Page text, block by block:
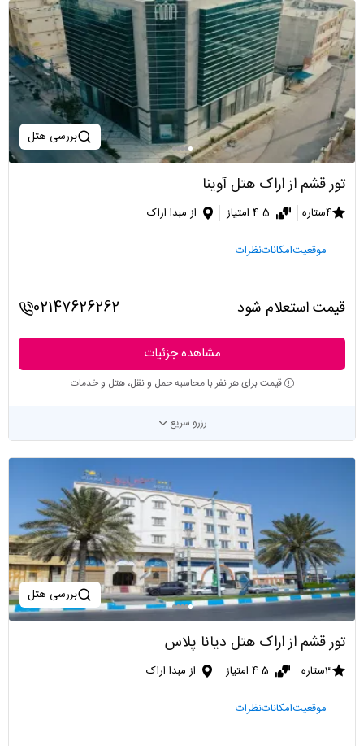
بررسی هتل
تور قشم از اراک هتل آوینا
4ستاره 4.5 امتیاز از مبدا اراک
موقعیتامکاناتنظرات
قیمت استعلام شود 02147626262
مشاهده جزئیات
قیمت برای هر نفر با محاسبه حمل و نقل، هتل و خدمات
رزرو سریع
بررسی هتل
تور قشم از اراک هتل دیانا پلاس
3ستاره 4.5 امتیاز از مبدا اراک
موقعیتامکاناتنظرات